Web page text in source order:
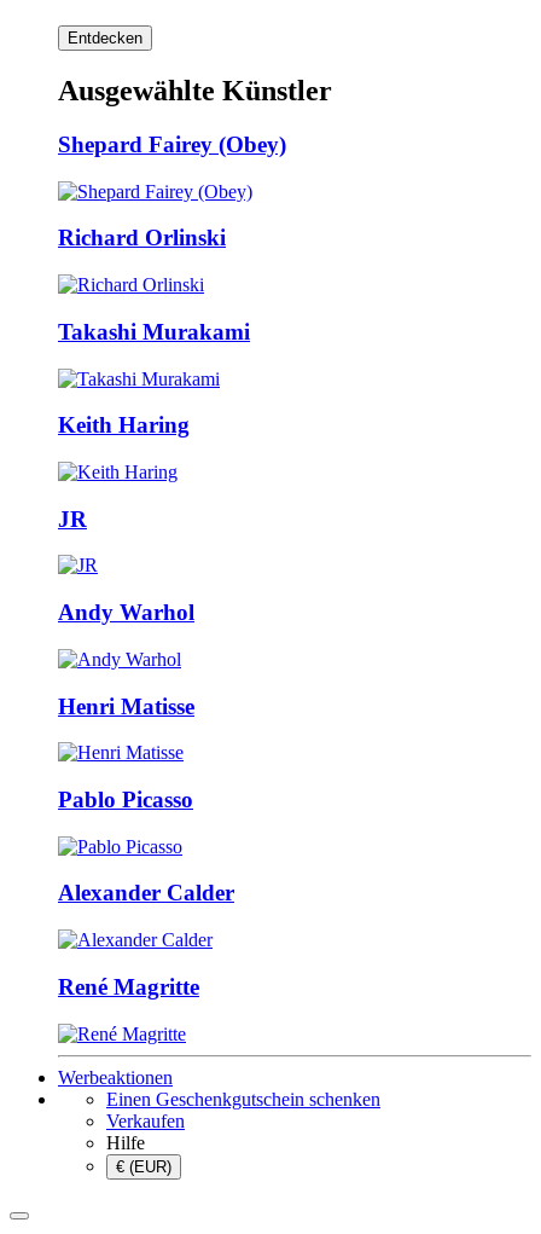
Entdecken
Ausgewählte Künstler
Shepard Fairey (Obey)
Richard Orlinski
Takashi Murakami
Keith Haring
JR
Andy Warhol
Henri Matisse
Pablo Picasso
Alexander Calder
René Magritte
Werbeaktionen
Einen Geschenkgutschein schenken
Verkaufen
Hilfe
€ (EUR)